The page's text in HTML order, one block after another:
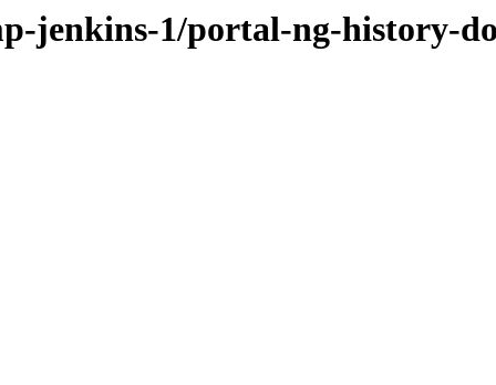
jenkins-1/portal-ng-history-